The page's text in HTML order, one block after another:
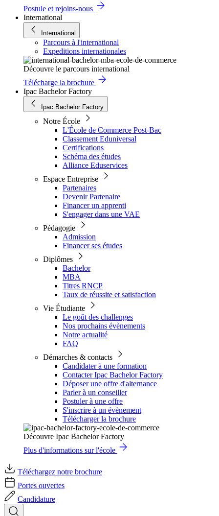
Postule et rejoins-nous
International
International
Parcours à l'international
Expeditions internationales
Découvre le parcours international
Télécharge la brochure
Ipac Bachelor Factory
Ipac Bachelor Factory
Notre École
L'École de Commerce Post-Bac
Classement Eduniversal
Certifications
Schéma des études
Alliance Eduservices
Espace Entreprise
Partenaires
Devenir Partenaire
Financer un apprenti
S'engager dans une VAE
Pédagogie
Admission
Financer ses études
Diplômes
Bachelor
MBA
Titres RNCP
Taux de réussite et satisfaction
Vie Étudiante
Le goût des challenges
Nos prochains évènements
Notre actualité
FAQ
Démarches & contacts
Candidater à une formation
Contacter Ipac Bachelor Factory
Déposer une offre d'alternance
Parler à un conseiller
Postuler à une offre
S'inscrire à un évènement
Télécharger la brochure
Découvre Ipac Bachelor Factory
Plus d'informations sur l'école
Téléchargez notre brochure
Portes ouvertes
Candidature